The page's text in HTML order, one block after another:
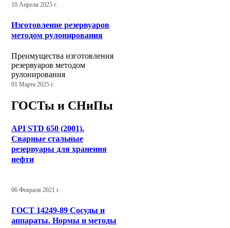
10 Апреля 2025 г.
Изготовление резервуаров
методом рулонирования
Преимущества изготовления
резервуаров методом
рулонирования
01 Марта 2025 г.
ГОСТы и СНиПы
API STD 650 (2001).
Сварные стальные
резервуары для хранения
нефти
06 Февраля 2021 г.
ГОСТ 14249-89 Сосуды и
аппараты. Нормы и методы